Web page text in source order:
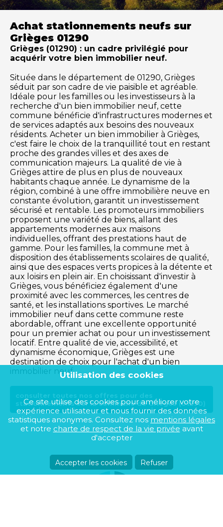
Achat stationnements neufs sur
Grièges 01290
Grièges (01290) : un cadre privilégié pour
acquérir votre bien immobilier neuf.
Située dans le département de 01290, Grièges
séduit par son cadre de vie paisible et agréable.
Idéale pour les familles ou les investisseurs à la
recherche d'un bien immobilier neuf, cette
commune bénéficie d'infrastructures modernes et
de services adaptés aux besoins des nouveaux
résidents. Acheter un bien immobilier à Grièges,
c'est faire le choix de la tranquillité tout en restant
proche des grandes villes et des axes de
communication majeurs. La qualité de vie à
Grièges attire de plus en plus de nouveaux
habitants chaque année. Le dynamisme de la
région, combiné à une offre immobilière neuve en
constante évolution, garantit un investissement
sécurisé et rentable. Les promoteurs immobiliers
proposent une variété de biens, allant des
appartements modernes aux maisons
individuelles, offrant des prestations haut de
gamme. Pour les familles, la commune met à
disposition des établissements scolaires de qualité,
ainsi que des espaces verts propices à la détente et
aux loisirs en plein air. En choisissant d'investir à
Grièges, vous bénéficiez également d'une
proximité avec les commerces, les centres de
santé, et les installations sportives. Le marché
immobilier neuf dans cette commune reste
abordable, offrant une excellente opportunité
pour un premier achat ou pour un investissement
locatif. Entre qualité de vie, accessibilité, et
dynamisme économique, Grièges est une
destination de choix pour l'achat d'un bien
immobilier neuf.
consulter toutes nos offres pour des
stationnements sur la commune de Grièges (01290)
Utilisation des cookies
Ce site utilise des cookies pour améliorer votre
expérience utilisateur et nous fournir des données
statistiques anonymes. Consultez nos mentions légales
et notre charte de respect de la vie privée avant
d'accepter
Accepter les cookies Refuser